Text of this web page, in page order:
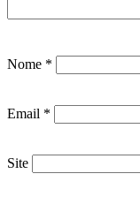
Nome *
Email *
Site